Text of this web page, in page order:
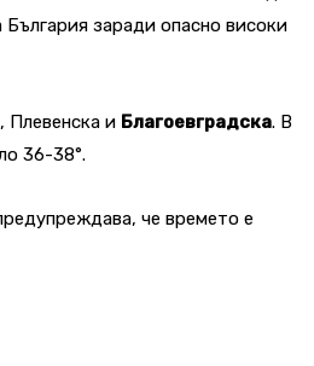
заради опасно високи
Плевенска и Благоевградска. В
36-38°.
че времето е